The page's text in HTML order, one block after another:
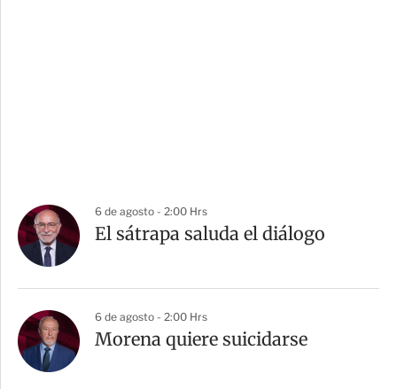
6 de agosto - 2:00 Hrs
El sátrapa saluda el diálogo
6 de agosto - 2:00 Hrs
Morena quiere suicidarse